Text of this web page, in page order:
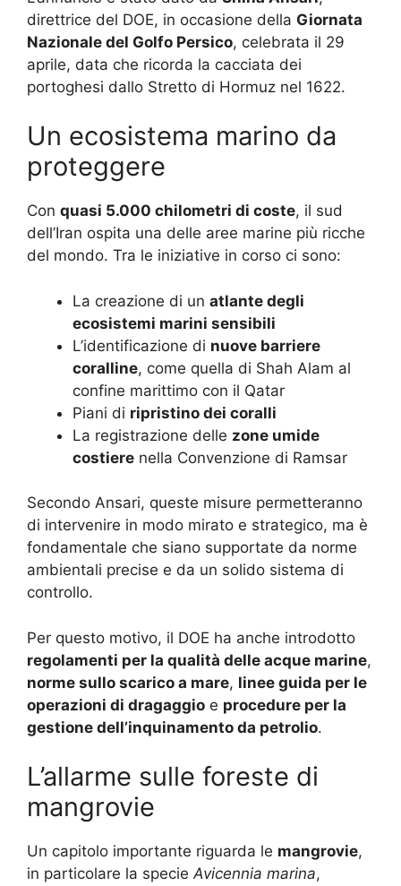
direttrice del DOE, in occasione della Giornata
Nazionale del Golfo Persico, celebrata il 29
aprile, data che ricorda la cacciata dei
portoghesi dallo Stretto di Hormuz nel 1622.
Un ecosistema marino da
proteggere
Con quasi 5.000 chilometri di coste, il sud
dell’Iran ospita una delle aree marine più ricche
del mondo. Tra le iniziative in corso ci sono:
La creazione di un atlante degli
ecosistemi marini sensibili
L’identificazione di nuove barriere
coralline, come quella di Shah Alam al
confine marittimo con il Qatar
Piani di ripristino dei coralli
La registrazione delle zone umide
costiere nella Convenzione di Ramsar
Secondo Ansari, queste misure permetteranno
di intervenire in modo mirato e strategico, ma è
fondamentale che siano supportate da norme
ambientali precise e da un solido sistema di
controllo.
Per questo motivo, il DOE ha anche introdotto
regolamenti per la qualità delle acque marine,
norme sullo scarico a mare, linee guida per le
operazioni di dragaggio e procedure per la
gestione dell’inquinamento da petrolio.
L’allarme sulle foreste di
mangrovie
Un capitolo importante riguarda le mangrovie,
in particolare la specieAvicennia marina,